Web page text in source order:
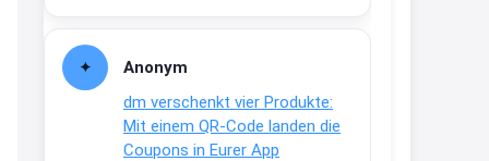
Anonym
dm verschenkt vier Produkte:
Mit einem QR-Code landen die
Coupons in Eurer App
Joachim
www.linda.de/vorteile/coupons/...
2:21
↩